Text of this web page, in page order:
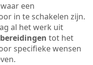
een
in te schakelen zijn.
al het werk uit
tot het
specifieke wensen